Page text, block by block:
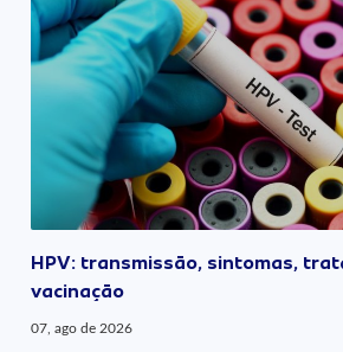
HPV: transmissão, sintomas,
vacinação
07, ago de 2026